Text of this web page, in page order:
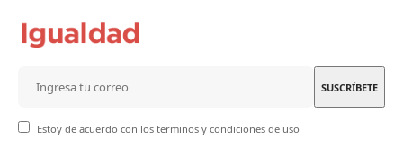
Estoy de acuerdo con los terminos y condiciones de uso